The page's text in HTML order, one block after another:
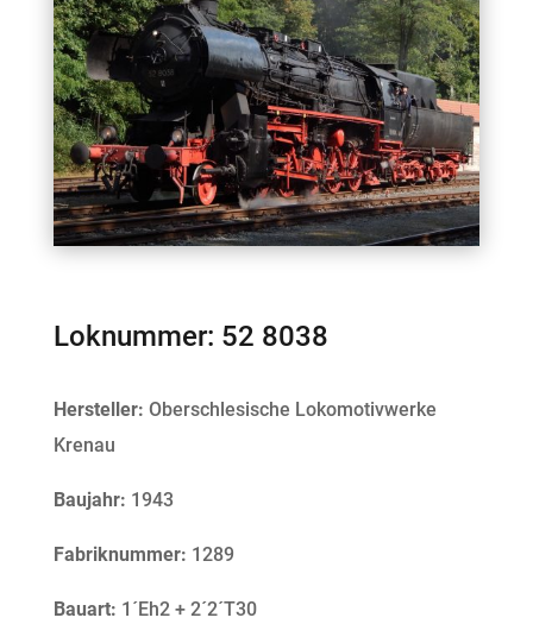
Loknummer: 52 8038
Hersteller: Oberschlesische Lokomotivwerke
Krenau
Baujahr: 1943
Fabriknummer: 1289
Bauart: 1´Eh2 + 2´2´T30